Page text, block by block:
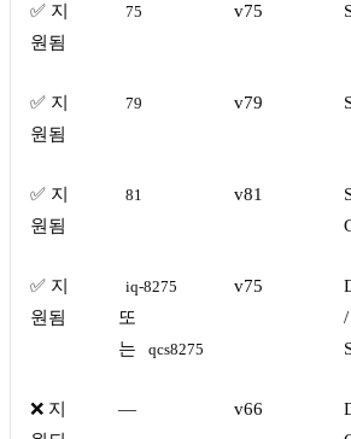
✅ 지
원됨
75 v75
✅ 지
원됨
79 v79
✅ 지
원됨
81 v81
✅ 지
원됨
iq-8275
또
는
qcs8275
v75
❌ 지
— v66